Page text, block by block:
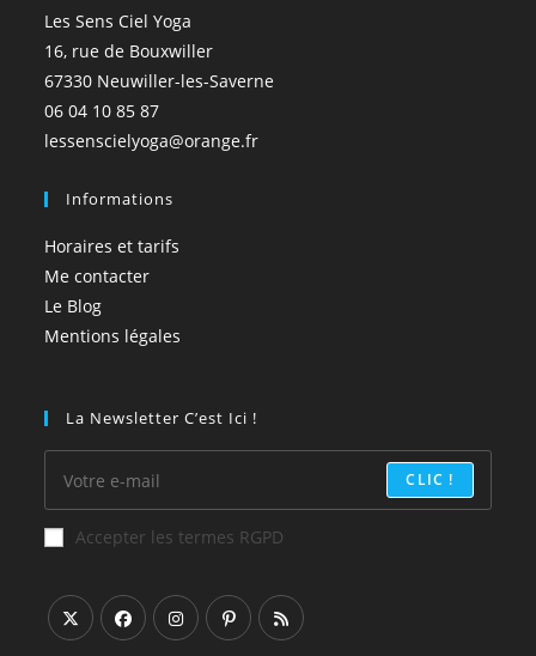
Les Sens Ciel Yoga
16, rue de Bouxwiller
67330 Neuwiller-les-Saverne
06 04 10 85 87
lessenscielyoga@orange.fr
Informations
Horaires et tarifs
Me contacter
Le Blog
Mentions légales
La Newsletter C’est Ici !
CLIC !
Accepter les termes RGPD